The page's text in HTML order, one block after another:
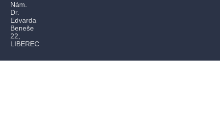
Nám.
Dr.
Edvarda
Beneše
22,
LIBEREC